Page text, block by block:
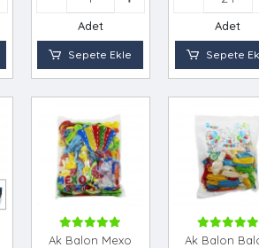
Adet
Sepete Ekle
Adet
Sepete
Ak Balon Mexo
Ak Balon